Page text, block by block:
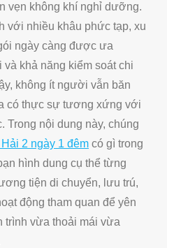
vẹn không khí nghỉ dưỡng.
với nhiều khâu phức tạp, xu
ngày càng được ưa
khả năng kiểm soát chi
không ít người vẫn băn
có thực sự tương xứng với
Trong nội dung này, chúng
2 ngày 1 đêm có gì trong
hình dung cụ thể từng
tiện di chuyển, lưu trú,
động tham quan để yên
trình vừa thoải mái vừa